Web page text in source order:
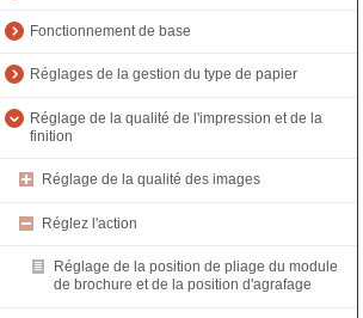
Fonctionnement de base
Réglages de la gestion du type de papier
Réglage de la qualité de l'impression et de la
finition
Réglage de la qualité des images
Réglez l'action
Réglage de la position de pliage du module
de brochure et de la position d'agrafage